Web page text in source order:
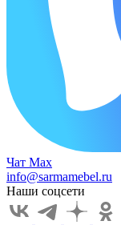
Чат Max
info@sarmamebel.ru
Наши соцсети